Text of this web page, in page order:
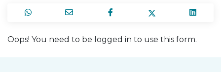
Oops! You need to be logged in to use this form.